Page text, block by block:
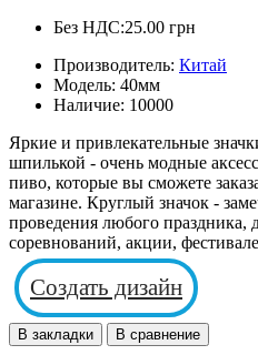
Без НДС:25.00 грн
Производитель: Китай
Модель: 40мм
Наличие: 10000
Яркие и привлекательные
шпилькой - очень модные
пиво, которые вы сможете
магазине. Круглый значок -
проведения любого праздника,
соревнований, акции,
Создать дизайн
В закладки В сравнение